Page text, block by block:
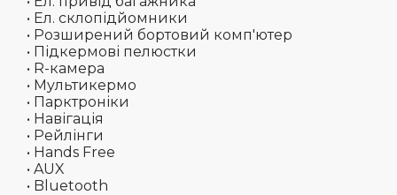
• Ел. склопідйомники
• Розширений бортовий комп'ютер
• Підкермові пелюстки
• R-камера
• Мультикермо
• Парктроніки
• Навігація
• Рейлінги
• Hands Free
• AUX
• Bluetooth